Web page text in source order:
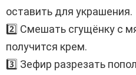
оставить для украшения.
2️⃣ Смешать сгущёнку с
получится крем.
3️⃣ Зефир разрезать